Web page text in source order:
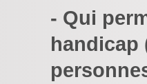
- Qui
handicap